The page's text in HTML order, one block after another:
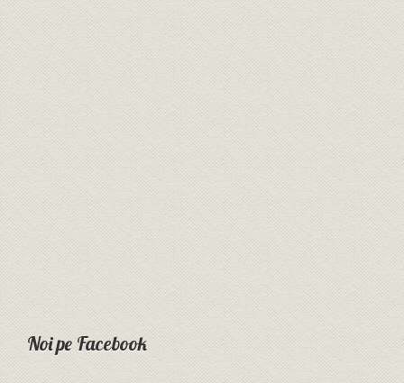
Noi pe Facebook